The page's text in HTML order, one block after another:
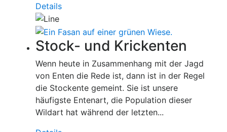
Details
Stock- und Krickenten
Wenn heute in Zusammenhang mit der Jagd
von Enten die Rede ist, dann ist in der Regel
die Stockente gemeint. Sie ist unsere
häufigste Entenart, die Population dieser
Wildart hat während der letzten...